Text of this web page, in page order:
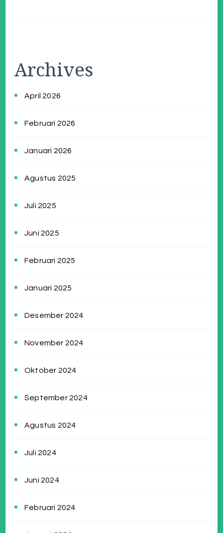
Archives
April 2026
Februari 2026
Januari 2026
Agustus 2025
Juli 2025
Juni 2025
Februari 2025
Januari 2025
Desember 2024
November 2024
Oktober 2024
September 2024
Agustus 2024
Juli 2024
Juni 2024
Februari 2024